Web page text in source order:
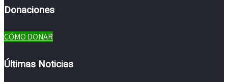
Donaciones
CÓMO DONAR
Últimas Noticias